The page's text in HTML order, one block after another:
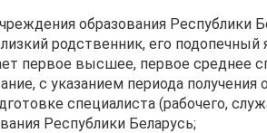
образования Республики
родственник, его
первое высшее, первое среднее
с указанием периода получения
специалиста (рабочего,
Республики Беларусь;